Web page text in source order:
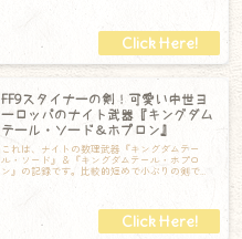
FF9スタイナーの剣！可愛い中世ヨ
ーロッパのナイト武器『キングダム
テール・ソード＆ホプロン』
これは、ナイトの数理武器『キングダムテー
ル・ソード』＆『キングダムテール・ホプロ
ン』の記録です。比較的短めで小ぶりの剣で